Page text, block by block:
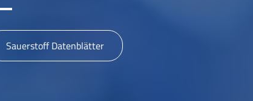
Sauerstoff Datenblätter